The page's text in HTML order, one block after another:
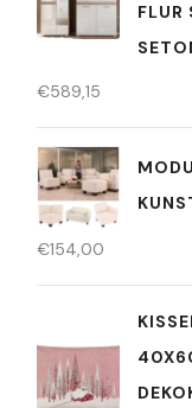
LUR
€589,15
€154,00